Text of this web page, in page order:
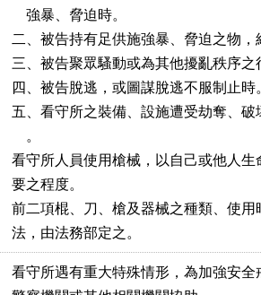
    強暴、脅迫時。
二、被告持有足供施強暴、脅迫之物
三、被告聚眾騷動或為其他擾亂秩序
四、被告脫逃，或圖謀脫逃不服制止時
五、看守所之裝備、設施遭受劫奪、
    。
看守所人員使用槍械，以自己或他人
要之程度。
前二項棍、刀、槍及器械之種類、使
法，由法務部定之。
看守所遇有重大特殊情形，為加強安